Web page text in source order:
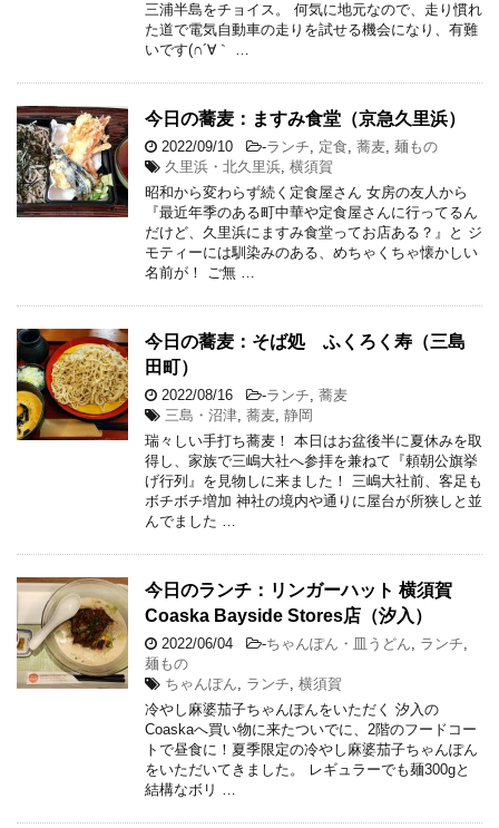
三浦半島をチョイス。 何気に地元なので、走り慣れ
た道で電気自動車の走りを試せる機会になり、有難
いです(∩´∀｀ …
今日の蕎麦：ますみ食堂（京急久里浜）
2022/09/10 -ランチ, 定食, 蕎麦, 麺もの
久里浜・北久里浜, 横須賀
昭和から変わらず続く定食屋さん 女房の友人から
『最近年季のある町中華や定食屋さんに行ってるん
だけど、久里浜にますみ食堂ってお店ある？』と ジ
モティーには馴染みのある、めちゃくちゃ懐かしい
名前が！ ご無 …
今日の蕎麦：そば処 ふくろく寿（三島
田町）
2022/08/16 -ランチ, 蕎麦
三島・沼津, 蕎麦, 静岡
瑞々しい手打ち蕎麦！ 本日はお盆後半に夏休みを取
得し、家族で三嶋大社へ参拝を兼ねて『頼朝公旗挙
げ行列』を見物しに来ました！ 三嶋大社前、客足も
ボチボチ増加 神社の境内や通りに屋台が所狭しと並
んでました …
今日のランチ：リンガーハット 横須賀
Coaska Bayside Stores店（汐入）
2022/06/04 -ちゃんぽん・皿うどん, ランチ,
麺もの
ちゃんぽん, ランチ, 横須賀
冷やし麻婆茄子ちゃんぽんをいただく 汐入の
Coaskaへ買い物に来たついでに、2階のフードコー
トで昼食に！夏季限定の冷やし麻婆茄子ちゃんぽん
をいただいてきました。 レギュラーでも麺300gと
結構なボリ …